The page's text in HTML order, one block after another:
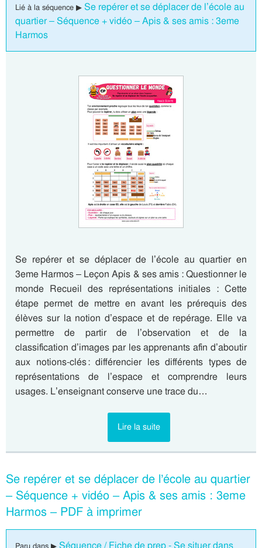
Lié à la séquence ▶ Se repérer et se déplacer de l’école au
quartier – Séquence + vidéo – Apis & ses amis : 3eme
Harmos
Se repérer et se déplacer de l’école au quartier en
3eme Harmos – Leçon Apis & ses amis : Questionner le
monde Recueil des représentations initiales : Cette
étape permet de mettre en avant les prérequis des
élèves sur la notion d’espace et de repérage. Elle va
permettre de partir de l’observation et de la
classification d’images par les apprenants afin d’aboutir
aux notions-clés : différencier les différents types de
représentations de l’espace et comprendre leurs
usages. L’enseignant conserve une trace du…
Lire la suite
Se repérer et se déplacer de l’école au quartier
– Séquence + vidéo – Apis & ses amis : 3eme
Harmos – PDF à imprimer
Paru dans ▶ Séquence / Fiche de prep - Se situer dans